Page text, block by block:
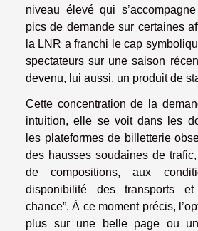
niveau élevé qui
pics de demande sur certaines
la LNR a franchi le cap
spectateurs sur une saison
devenu, lui aussi, un produit de
Cette concentration de la
intuition, elle se voit dans les
les plateformes de billetterie
des hausses soudaines de
de compositions, aux
disponibilité des transports
chance”. À ce moment précis,
plus sur une belle page ou